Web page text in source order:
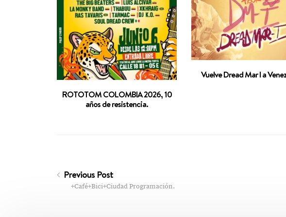
ROTOTOM COLOMBIA 2026, 10
años de resistencia.
Vuelve Dread Mar I a
Previous Post
+Café+Bici+Ciudad Programación.